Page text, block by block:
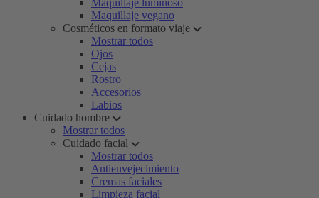
Maquillaje luminoso
Maquillaje vegano
Cosméticos en formato viaje
Mostrar todos
Ojos
Cejas
Rostro
Accesorios
Labios
Cuidado hombre
Mostrar todos
Cuidado facial
Mostrar todos
Antienvejecimiento
Cremas faciales
Limpieza facial